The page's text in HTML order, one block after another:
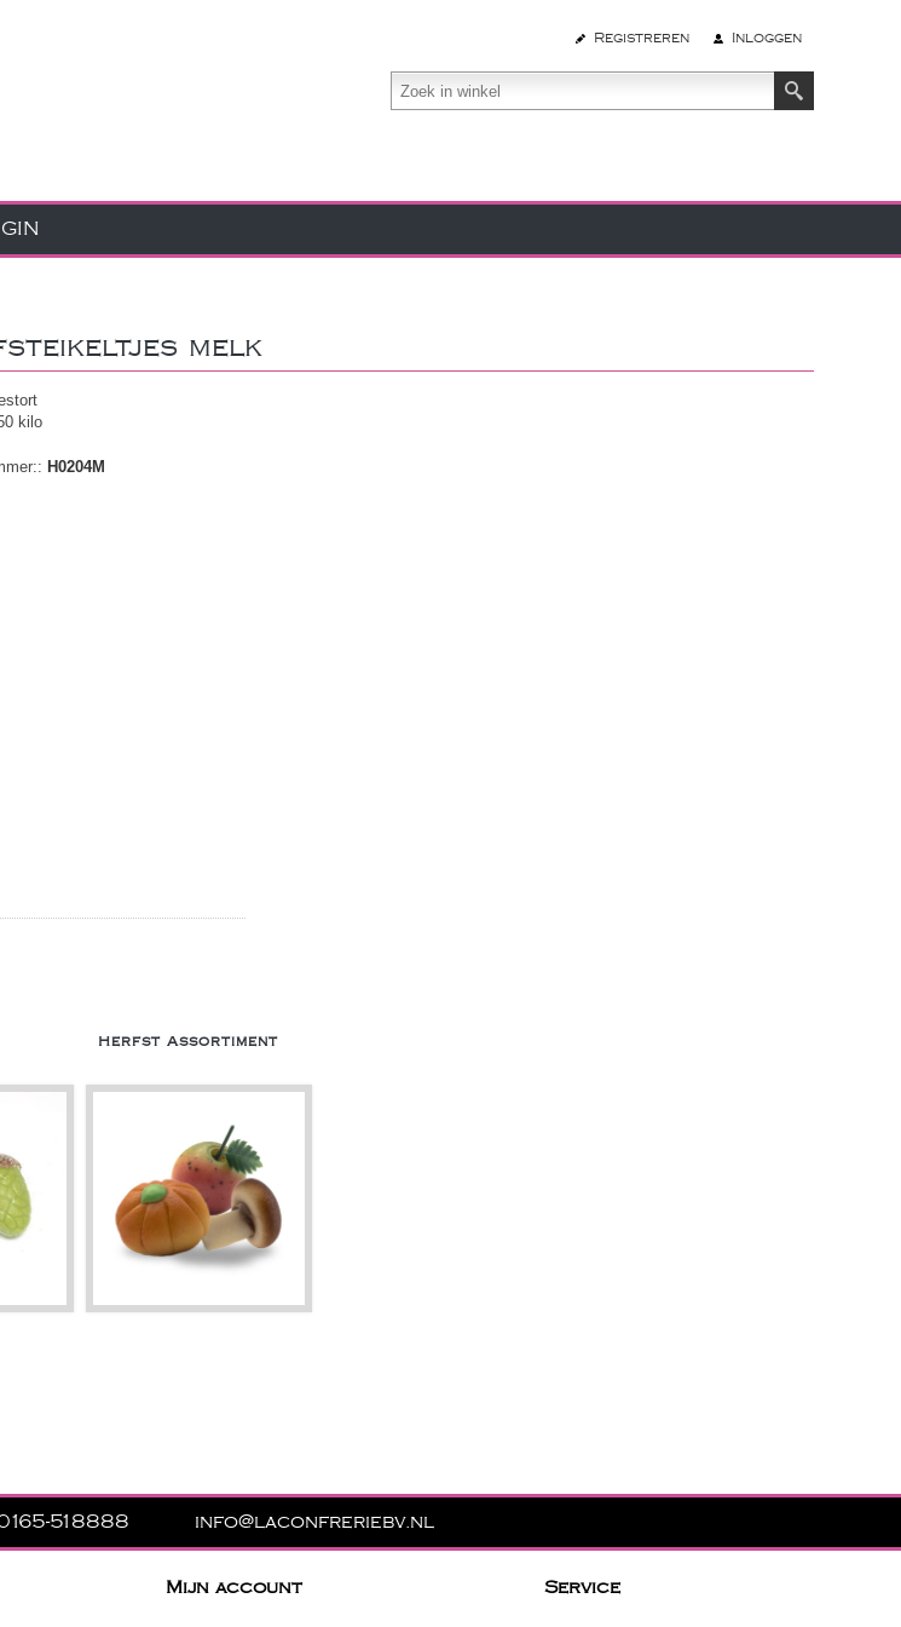
Registreren Inloggen
melk
kilo
H0204M
Herfst Assortiment
518888 info@laconfreriebv.nl
Mijn account Service